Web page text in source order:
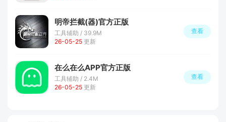
明帝拦截(器)官方正版
工具辅助 / 39.9M
26-05-25 更新
查看
在么在么APP官方正版
工具辅助 / 2.4M
26-05-25 更新
查看